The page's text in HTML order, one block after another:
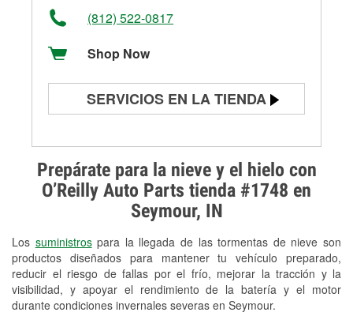
Prepárate para la nieve y el hielo con
O’Reilly Auto Parts tienda #1748 en
Seymour, IN
Los suministrospara la llegada de las tormentas de nieve son
productos diseñados para mantener tu vehículo preparado,
reducir el riesgo de fallas por el frío, mejorar la tracción y la
visibilidad, y apoyar el rendimiento de la batería y el motor
durante condiciones invernales severas en Seymour.
(812) 522-0817
Shop Now
SERVICIOS EN LA TIENDA
Prueba de alternadores y
arrancadores
Revisión de la luz "Check Engine"
Reciclaje de baterías y aceite
Instalación de bombillas de faros
Instalación de limpiaparabrisas